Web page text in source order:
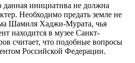
данная инициатива не должна
Необходимо предать земле не
Шамиля Хаджи-Мурата, чья
находится в музее Санкт-
считает, что подобные вопросы
Российской Федерации.